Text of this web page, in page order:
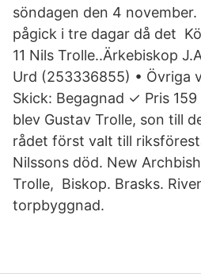
söndagen den 4
pågick i tre dagar då det
11 Nils Trolle..Ärkebiskop
Urd (253336855) • Övriga
Skick: Begagnad ✓ Pris
blev Gustav Trolle, son till
rådet först valt till
Nilssons död. New
Trolle, Biskop. Brasks.
torpbyggnad.